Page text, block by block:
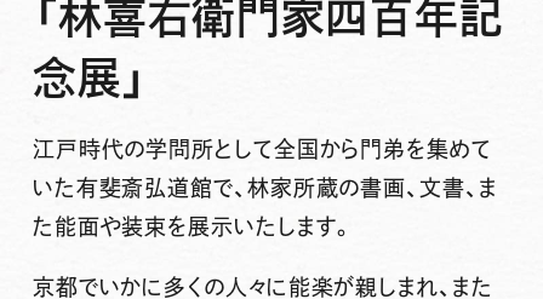
「林喜右衛門家四百年記
念展」
江戸時代の学問所として全国から門弟を集めて
いた有斐斎弘道館で、林家所蔵の書画、文書、ま
た能面や装束を展示いたします。
京都でいかに多くの人々に能楽が親しまれ、また